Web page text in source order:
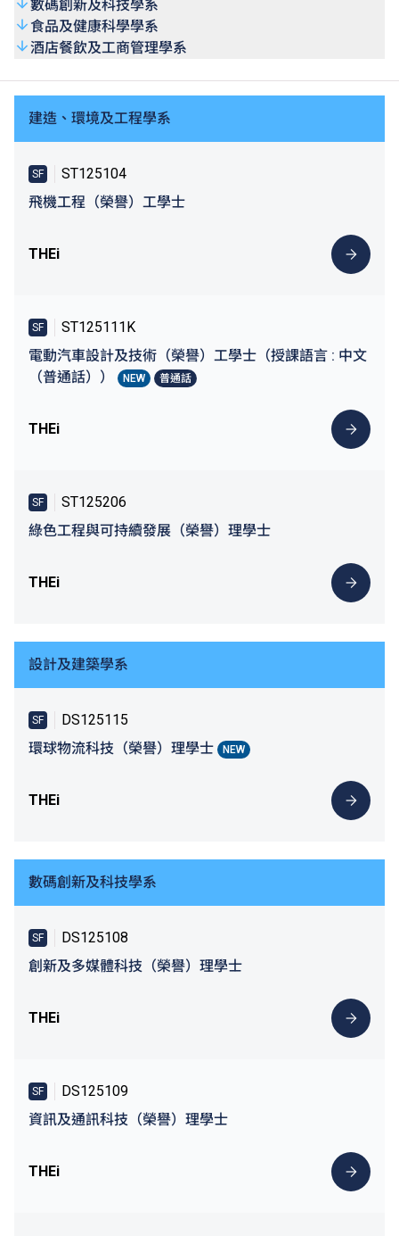
數碼創新及科技學系
食品及健康科學學系
酒店餐飲及工商管理學系
建造、環境及工程學系
SF
ST125104
飛機工程（榮譽）工學士
THEi
SF
ST125111K
電動汽車設計及技術（榮譽）工學士（授課語言 : 中文
（普通話））
NEW 普通話
THEi
SF
ST125206
綠色工程與可持續發展（榮譽）理學士
THEi
設計及建築學系
SF
DS125115
環球物流科技（榮譽）理學士
NEW
THEi
數碼創新及科技學系
SF
DS125108
創新及多媒體科技（榮譽）理學士
THEi
SF
DS125109
資訊及通訊科技（榮譽）理學士
THEi